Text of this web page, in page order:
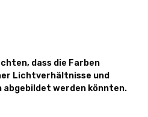
dass die Farben
Lichtverhältnisse und
werden könnten.